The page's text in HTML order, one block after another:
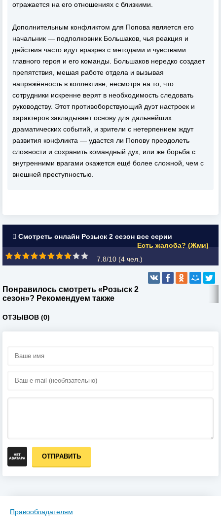
отражается на его отношениях с близкими.
Дополнительным конфликтом для Попова является его
начальник — подполковник Большаков, чья реакция и
действия часто идут вразрез с методами и чувствами
главного героя и его команды. Большаков нередко создает
препятствия, мешая работе отдела и вызывая
напряжённость в коллективе, несмотря на то, что
сотрудники искренне верят в необходимость следовать
руководству. Этот противоборствующий дуэт настроек и
характеров закладывает основу для дальнейших
драматических событий, и зрители с нетерпением ждут
развития конфликта — удастся ли Попову преодолеть
сложности и сохранить командный дух, или же борьба с
внутренними врагами окажется ещё более сложной, чем с
внешней преступностью.
Смотреть онлайн Розыск 2 сезон все серии
Есть жалоба? (Жми)
7.8/10 (4 чел.)
Понравилось смотреть «Розыск 2
сезон»? Рекомендуем также
ОТЗЫВОВ (0)
ОТПРАВИТЬ
Правообладателям